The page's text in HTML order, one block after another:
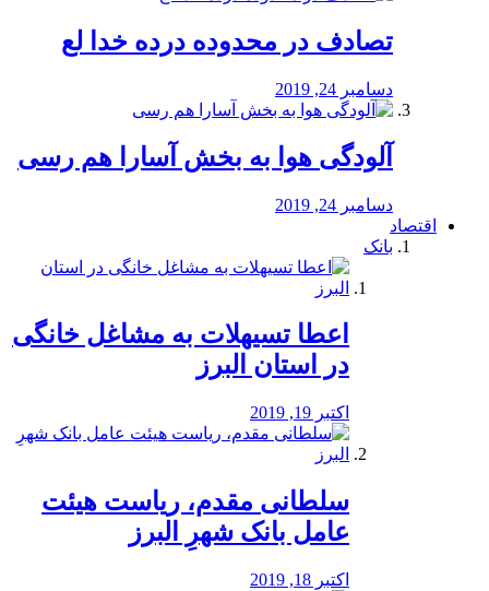
تصادف در محدوده درده خدا لع
دسامبر 24, 2019
آلودگی هوا به بخش آسارا هم رسی
دسامبر 24, 2019
اقتصاد
بانک
️اعطا تسیهلات به مشاغل خانگی
در استان البرز
اکتبر 19, 2019
سلطانی مقدم، ریاست هیئت
عامل بانک شهرِ البرز
اکتبر 18, 2019